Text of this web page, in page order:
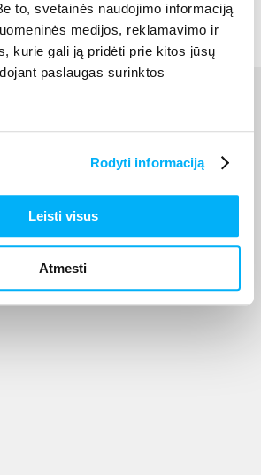
to, svetainės naudojimo informaciją
medijos, reklamavimo ir
kurie gali ją pridėti prie kitos jūsų
paslaugas surinktos
Rodyti informaciją
Leisti visus
Atmesti
© 2012-